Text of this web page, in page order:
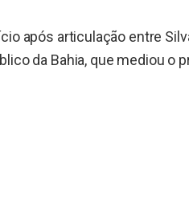
após articulação entre
da Bahia, que mediou o